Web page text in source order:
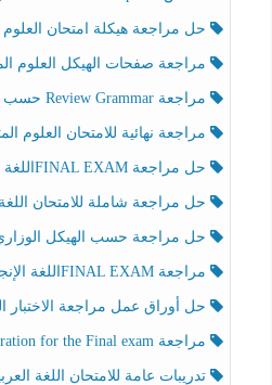
حل مراجعة هيكلة امتحان العلوم المتكاملة
مراجعة صفحات الهيكل العلوم المتكاملة
مراجعة Review Grammar حسب الهيكل اللغة الإنجليزية الصف الخامس الفصل الثالث
مراجعة نهائية للامتحان العلوم المتكاملة
حل مراجعة FINAL EXAMاللغة الإنجليزية الصف الخامس الفصل الثالث
حل مراجعة شاملة للامتحان اللغة
حل مراجعة حسب الهيكل الوزاري العلوم
مراجعة FINAL EXAMاللغة الإنجليزية الصف الخامس الفصل الثالث
حل أوراق عمل مراجعة الاختبار النهائي اللغة
مراجعة Preparation for the Final exam اللغة الإنجليزية الصف الرابع الفصل الثالث
تدريبات عامة للامتحان اللغة